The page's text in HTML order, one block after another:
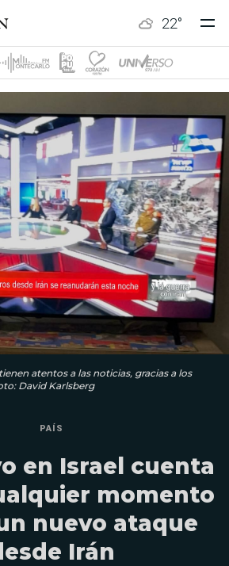
22°
atentos a las noticias, gracias a los
David Karlsberg
PAÍS
en Israel cuenta
momento
nuevo ataque
Irán